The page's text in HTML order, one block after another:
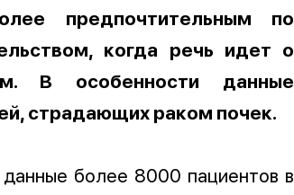
предпочтительным по
когда речь идет о
В особенности данные
страдающих раком почек.
более 8000 пациентов в